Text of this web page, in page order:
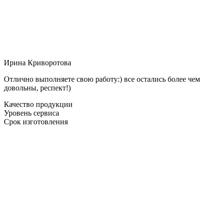
Ирина Криворотова
Отлично выполняете свою работу:) все остались более чем
довольны, респект!)
Качество продукции
Уровень сервиса
Срок изготовления